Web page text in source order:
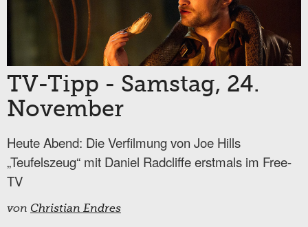
TV-Tipp - Samstag, 24.
November
Heute Abend: Die Verfilmung von Joe Hills
„Teufelszeug“ mit Daniel Radcliffe erstmals im Free-
TV
von Christian Endres